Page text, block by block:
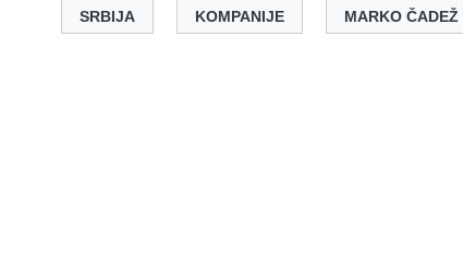
SRBIJA KOMPANIJE MARKO ČADEŽ